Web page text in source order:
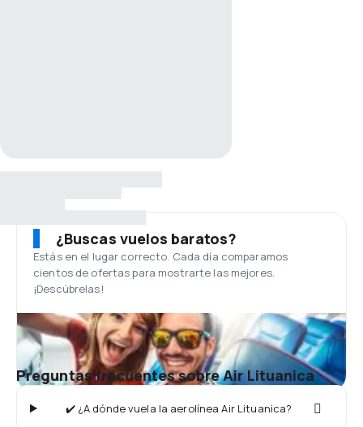
¿Buscas vuelos baratos?
Estás en el lugar correcto. Cada día comparamos
cientos de ofertas para mostrarte las mejores.
¡Descúbrelas!
Preguntas frecuentes sobre Air Lituanica
✔️ ¿A dónde vuela la aerolínea Air Lituanica?